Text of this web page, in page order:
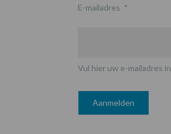
E-mailadres *
Vul hier uw e-mailadres in